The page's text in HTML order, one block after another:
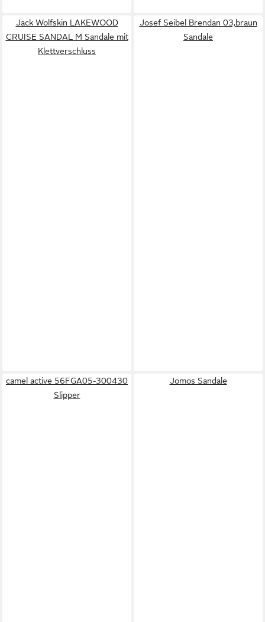
Jack Wolfskin LAKEWOOD
CRUISE SANDAL M Sandale mit
Klettverschluss
Josef Seibel Brendan 03,braun
Sandale
camel active 56FGA05-300430
Slipper
Jomos Sandale